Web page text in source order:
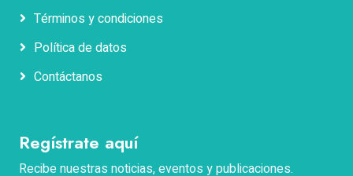
Términos y condiciones
Política de datos
Contáctanos
Regístrate aquí
Recibe nuestras noticias, eventos y publicaciones.
Apellidos
Teléfono